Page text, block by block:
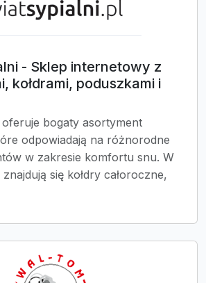
- Sklep internetowy z
kołdrami, poduszkami i
oferuje bogaty asortyment
odpowiadają na różnorodne
w zakresie komfortu snu. W
się kołdry całoroczne,